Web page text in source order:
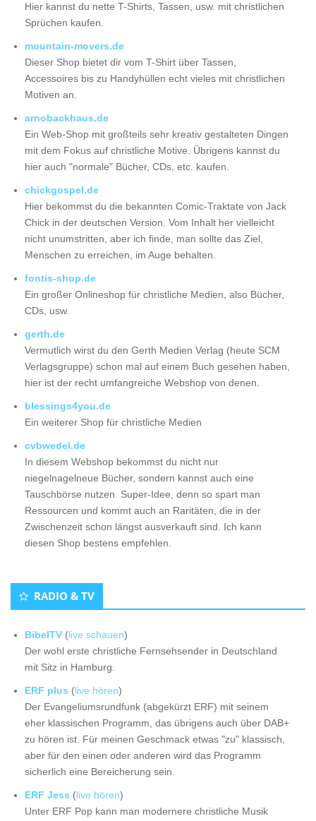
Hier kannst du nette T-Shirts, Tassen, usw. mit christlichen
Sprüchen kaufen.
mountain-movers.de
Dieser Shop bietet dir vom T-Shirt über Tassen,
Accessoires bis zu Handyhüllen echt vieles mit christlichen
Motiven an.
arnobackhaus.de
Ein Web-Shop mit großteils sehr kreativ gestalteten Dingen
mit dem Fokus auf christliche Motive. Übrigens kannst du
hier auch "normale" Bücher, CDs, etc. kaufen.
chickgospel.de
Hier bekommst du die bekannten Comic-Traktate von Jack
Chick in der deutschen Version. Vom Inhalt her vielleicht
nicht unumstritten, aber ich finde, man sollte das Ziel,
Menschen zu erreichen, im Auge behalten.
fontis-shop.de
Ein großer Onlineshop für christliche Medien, also Bücher,
CDs, usw.
gerth.de
Vermutlich wirst du den Gerth Medien Verlag (heute SCM
Verlagsgruppe) schon mal auf einem Buch gesehen haben,
hier ist der recht umfangreiche Webshop von denen.
blessings4you.de
Ein weiterer Shop für christliche Medien
cvbwedel.de
In diesem Webshop bekommst du nicht nur
niegelnagelneue Bücher, sondern kannst auch eine
Tauschbörse nutzen. Super-Idee, denn so spart man
Ressourcen und kommt auch an Raritäten, die in der
Zwischenzeit schon längst ausverkauft sind. Ich kann
diesen Shop bestens empfehlen.
RADIO & TV
BibelTV (live schauen)
Der wohl erste christliche Fernsehsender in Deutschland
mit Sitz in Hamburg.
ERF plus (live hören)
Der Evangeliumsrundfunk (abgekürzt ERF) mit seinem
eher klassischen Programm, das übrigens auch über DAB+
zu hören ist. Für meinen Geschmack etwas "zu" klassisch,
aber für den einen oder anderen wird das Programm
sicherlich eine Bereicherung sein.
ERF Jess (live hören)
Unter ERF Pop kann man modernere christliche Musik